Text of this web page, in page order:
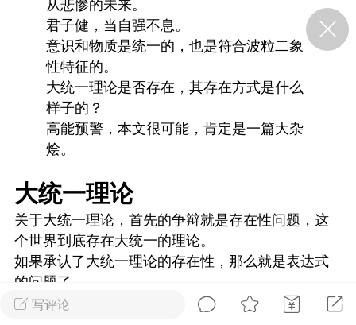
·特急预警】关
节返乡期间“闪
急提示
0
如何购买【理肺清瘟膏】
小海（HAi） 2
卫通：内经视角
养要义
0
女子五七，阳明脉衰：女性
写评论
从悲惨的未来。
君子健，当自强不息。
意识和物质是统一的，也是符合波粒二象
性特征的。
大统一理论是否存在，其存在方式是什么
样子的？
高能预警，本文很可能，肯定是一篇大杂
烩。
大统一理论
关于大统一理论，首先的争辩就是存在性问题，这
个世界到底存在大统一的理论。
如果承认了大统一理论的存在性，那么就是表达式
的问题了。
现在物理学界基本就在搞四种力的大统一问题。